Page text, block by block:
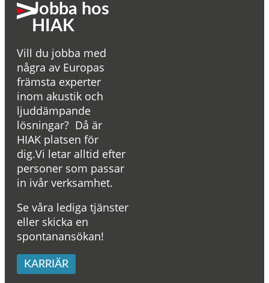
Jobba hos
HIAK
Vill du jobba med
några av Europas
främsta experter
inom akustik och
ljuddämpande
lösningar? Då är
HIAK platsen för
dig.Vi letar alltid efter
personer som passar
in ivår verksamhet.
Se våra lediga tjänster
eller skicka en
spontanansökan!
KARRIÄR